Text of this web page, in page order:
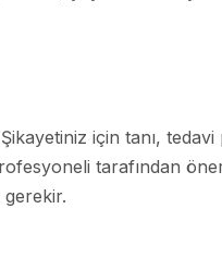
Şikayetiniz için tanı,
tarafından
gerekir.